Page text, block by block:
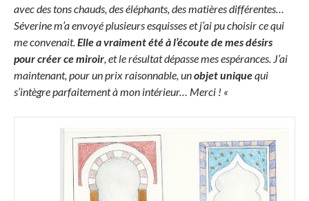
avec des tons chauds, des éléphants, des matières différentes…
Séverine m’a envoyé plusieurs esquisses et j’ai pu choisir ce qui
me convenait.Elle a vraiment été à l’écoute de mes désirs
pour créer ce miroir, et le résultat dépasse mes espérances. J’ai
maintenant, pour un prix raisonnable, unobjet uniquequi
s’intègre parfaitement à mon intérieur… Merci ! «